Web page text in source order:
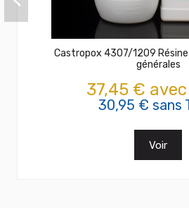
Castropox 4307/1209 Résine
générales
37,45 € avec
30,95 € sans
Voir